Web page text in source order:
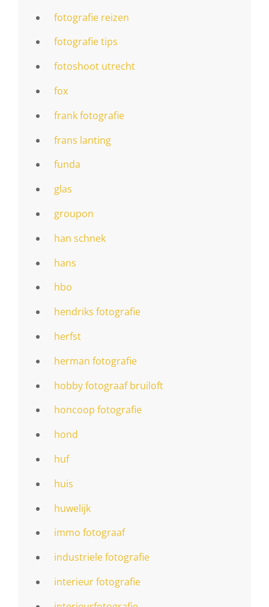
fotografie reizen
fotografie tips
fotoshoot utrecht
fox
frank fotografie
frans lanting
funda
glas
groupon
han schnek
hans
hbo
hendriks fotografie
herfst
herman fotografie
hobby fotograaf bruiloft
honcoop fotografie
hond
huf
huis
huwelijk
immo fotograaf
industriele fotografie
interieur fotografie